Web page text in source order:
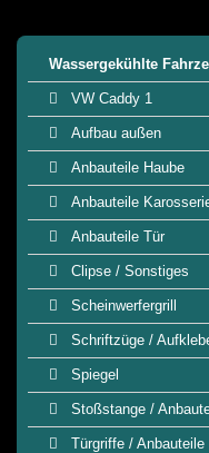
Wassergekühlte
VW Caddy 1
Aufbau außen
Anbauteile Haube
Anbauteile
Anbauteile Tür
Clipse / Sonstiges
Scheinwerfergrill
Schriftzüge /
Spiegel
Stoßstange /
Türgriffe / Anbauteile